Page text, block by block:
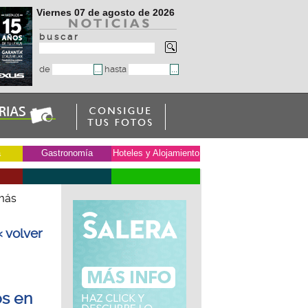
Viernes 07 de agosto de 2026
b u s c a r
de hasta
Gastronomía Hoteles y Alojamiento
volver
en